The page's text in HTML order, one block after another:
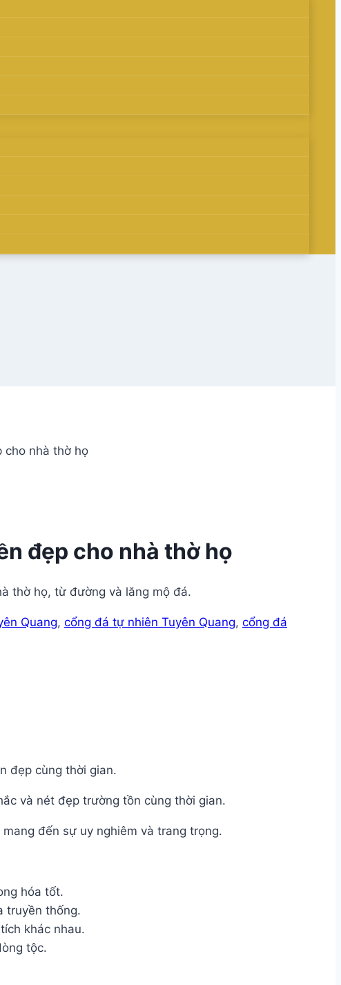
cho nhà thờ họ
đẹp cho nhà thờ họ
thờ họ, từ đường và lăng mộ đá.
Quang, cổng đá tự nhiên Tuyên Quang, cổng đá
đẹp cùng thời gian.
và nét đẹp trường tồn cùng thời gian.
đến sự uy nghiêm và trang trọng.
hóa tốt.
truyền thống.
khác nhau.
tộc.